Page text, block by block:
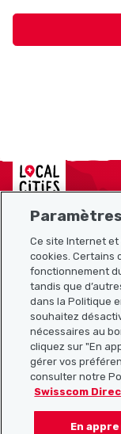
Localcities
Plan du site
Liens utiles
Télécharger
Ce site Internet
cookies. Certains
fonctionnement
tandis que
dans la Politique
souhaitez
nécessaires au
cliquez sur "En
gérer vos
consulter notre
Swisscom
En